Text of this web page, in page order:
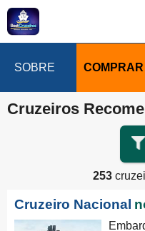
SOBRE
Cruzeiros
253
Cruzeiro Nacional